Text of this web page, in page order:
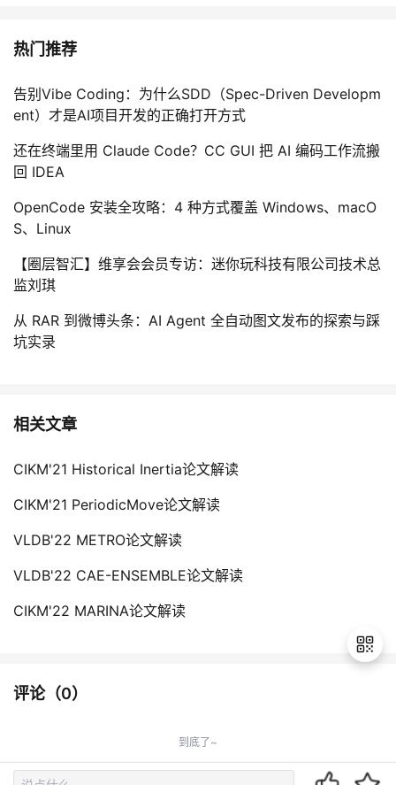
热门推荐
告别Vibe Coding：为什么SDD（Spec-Driven Developm
ent）才是AI项目开发的正确打开方式
还在终端里用 Claude Code？CC GUI 把 AI 编码工作流搬
回 IDEA
OpenCode 安装全攻略：4 种方式覆盖 Windows、macO
S、Linux
【圈层智汇】维享会会员专访：迷你玩科技有限公司技术总
监刘琪
从 RAR 到微博头条：AI Agent 全自动图文发布的探索与踩
坑实录
相关文章
CIKM'21 Historical Inertia论文解读
CIKM'21 PeriodicMove论文解读
VLDB'22 METRO论文解读
VLDB'22 CAE-ENSEMBLE论文解读
CIKM'22 MARINA论文解读
评论（0）
到底了~